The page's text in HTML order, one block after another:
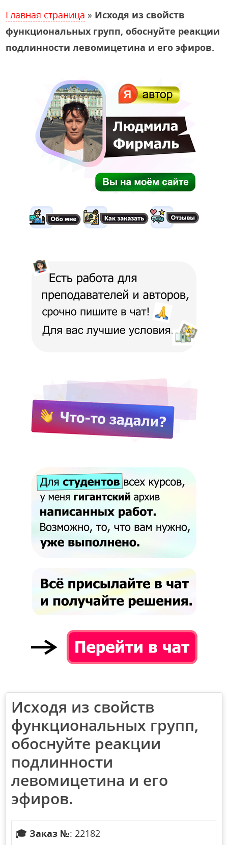
Главная страница » Исходя из свойств
функциональных групп, обоснуйте реакции
подлинности левомицетина и его эфиров.
Исходя из свойств
функциональных групп,
обоснуйте реакции
подлинности
левомицетина и его
эфиров.
🎓 Заказ №: 22182